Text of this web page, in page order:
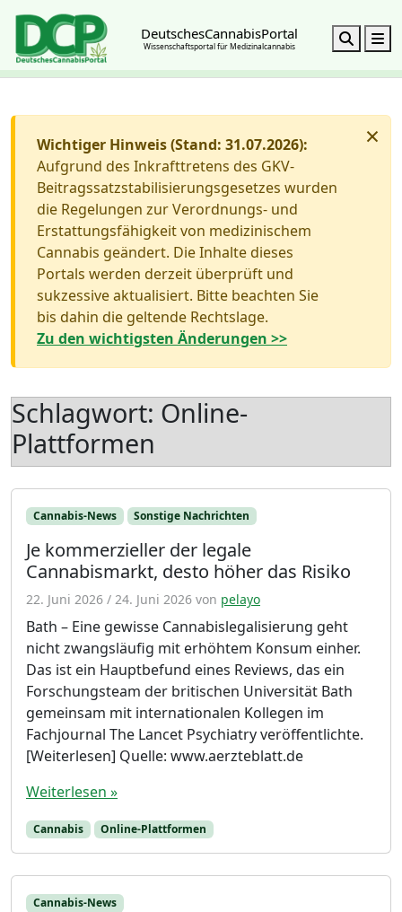
DeutschesCannabisPortal
Wissenschaftsportal für Medizinalcannabis Search
×
Wichtiger Hinweis (Stand: 31.07.2026):
Aufgrund des Inkrafttretens des GKV-
Beitragssatzstabilisierungsgesetzes wurden
die Regelungen zur Verordnungs- und
Erstattungsfähigkeit von medizinischem
Cannabis geändert. Die Inhalte dieses
Portals werden derzeit überprüft und
sukzessive aktualisiert. Bitte beachten Sie
bis dahin die geltende Rechtslage.
Zu den wichtigsten Änderungen >>
Schlagwort: Online-
Plattformen
Cannabis-News Sonstige Nachrichten
Je kommerzieller der legale
Cannabismarkt, desto höher das Risiko
22. Juni 2026 / 24. Juni 2026 von pelayo
Bath – Eine gewisse Cannabislegalisierung geht
nicht zwangsläufig mit erhöhtem Konsum einher.
Das ist ein Hauptbefund eines Reviews, das ein
Forschungsteam der britischen Universität Bath
gemeinsam mit internationalen Kollegen im
Fachjournal The Lancet Psychiatry veröffentlichte.
[Weiterlesen] Quelle: www.aerzteblatt.de
Weiterlesen »
Cannabis Online-Plattformen
Cannabis-News